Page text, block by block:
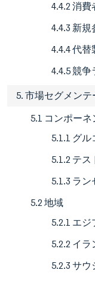
4.4.2 消
4.4.3 新
4.4.4 代
4.4.5 競
5. 市場セグメンテ
5.1 コンポーネ
5.1.1 グ
5.1.2 テ
5.1.3 ラン
5.2 地域
5.2.1 エジ
5.2.2 イラ
5.2.3 サ